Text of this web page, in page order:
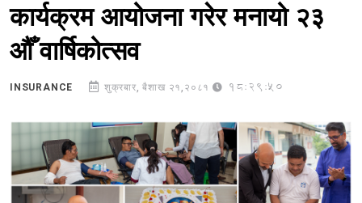
कार्यक्रम आयोजना गरेर मनायो २३
औँ वार्षिकोत्सव
INSURANCE शुक्रबार, बैशाख २१,२०८१ 18:29:50